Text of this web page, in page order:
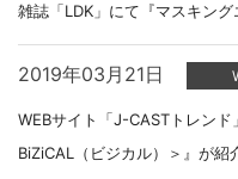
雑誌「LDK」にて『マスキング
2019年03月21日
WEBサイト「J-CASTトレンド
BiZiCAL（ビジカル）＞』が紹